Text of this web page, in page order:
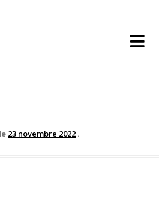
23 novembre 2022 .